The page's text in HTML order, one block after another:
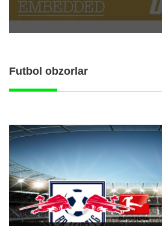
Futbol obzorlar